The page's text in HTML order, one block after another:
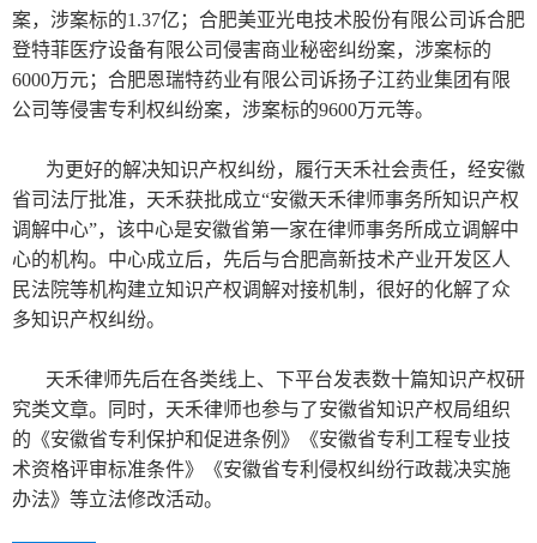
案，涉案标的1.37亿；合肥美亚光电技术股份有限公司诉合肥
登特菲医疗设备有限公司侵害商业秘密纠纷案，涉案标的
6000万元；合肥恩瑞特药业有限公司诉扬子江药业集团有限
公司等侵害专利权纠纷案，涉案标的9600万元等。
为更好的解决知识产权纠纷，履行天禾社会责任，经安徽
省司法厅批准，天禾获批成立“安徽天禾律师事务所知识产权
调解中心”，该中心是安徽省第一家在律师事务所成立调解中
心的机构。中心成立后，先后与合肥高新技术产业开发区人
民法院等机构建立知识产权调解对接机制，很好的化解了众
多知识产权纠纷。
天禾律师先后在各类线上、下平台发表数十篇知识产权研
究类文章。同时，天禾律师也参与了安徽省知识产权局组织
的《安徽省专利保护和促进条例》《安徽省专利工程专业技
术资格评审标准条件》《安徽省专利侵权纠纷行政裁决实施
办法》等立法修改活动。